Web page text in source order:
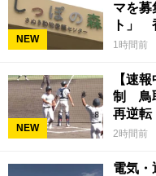
NEW
マを
ト」
1時間前
NEW
【速
制 鳥
再逆転
2時間前
電気・